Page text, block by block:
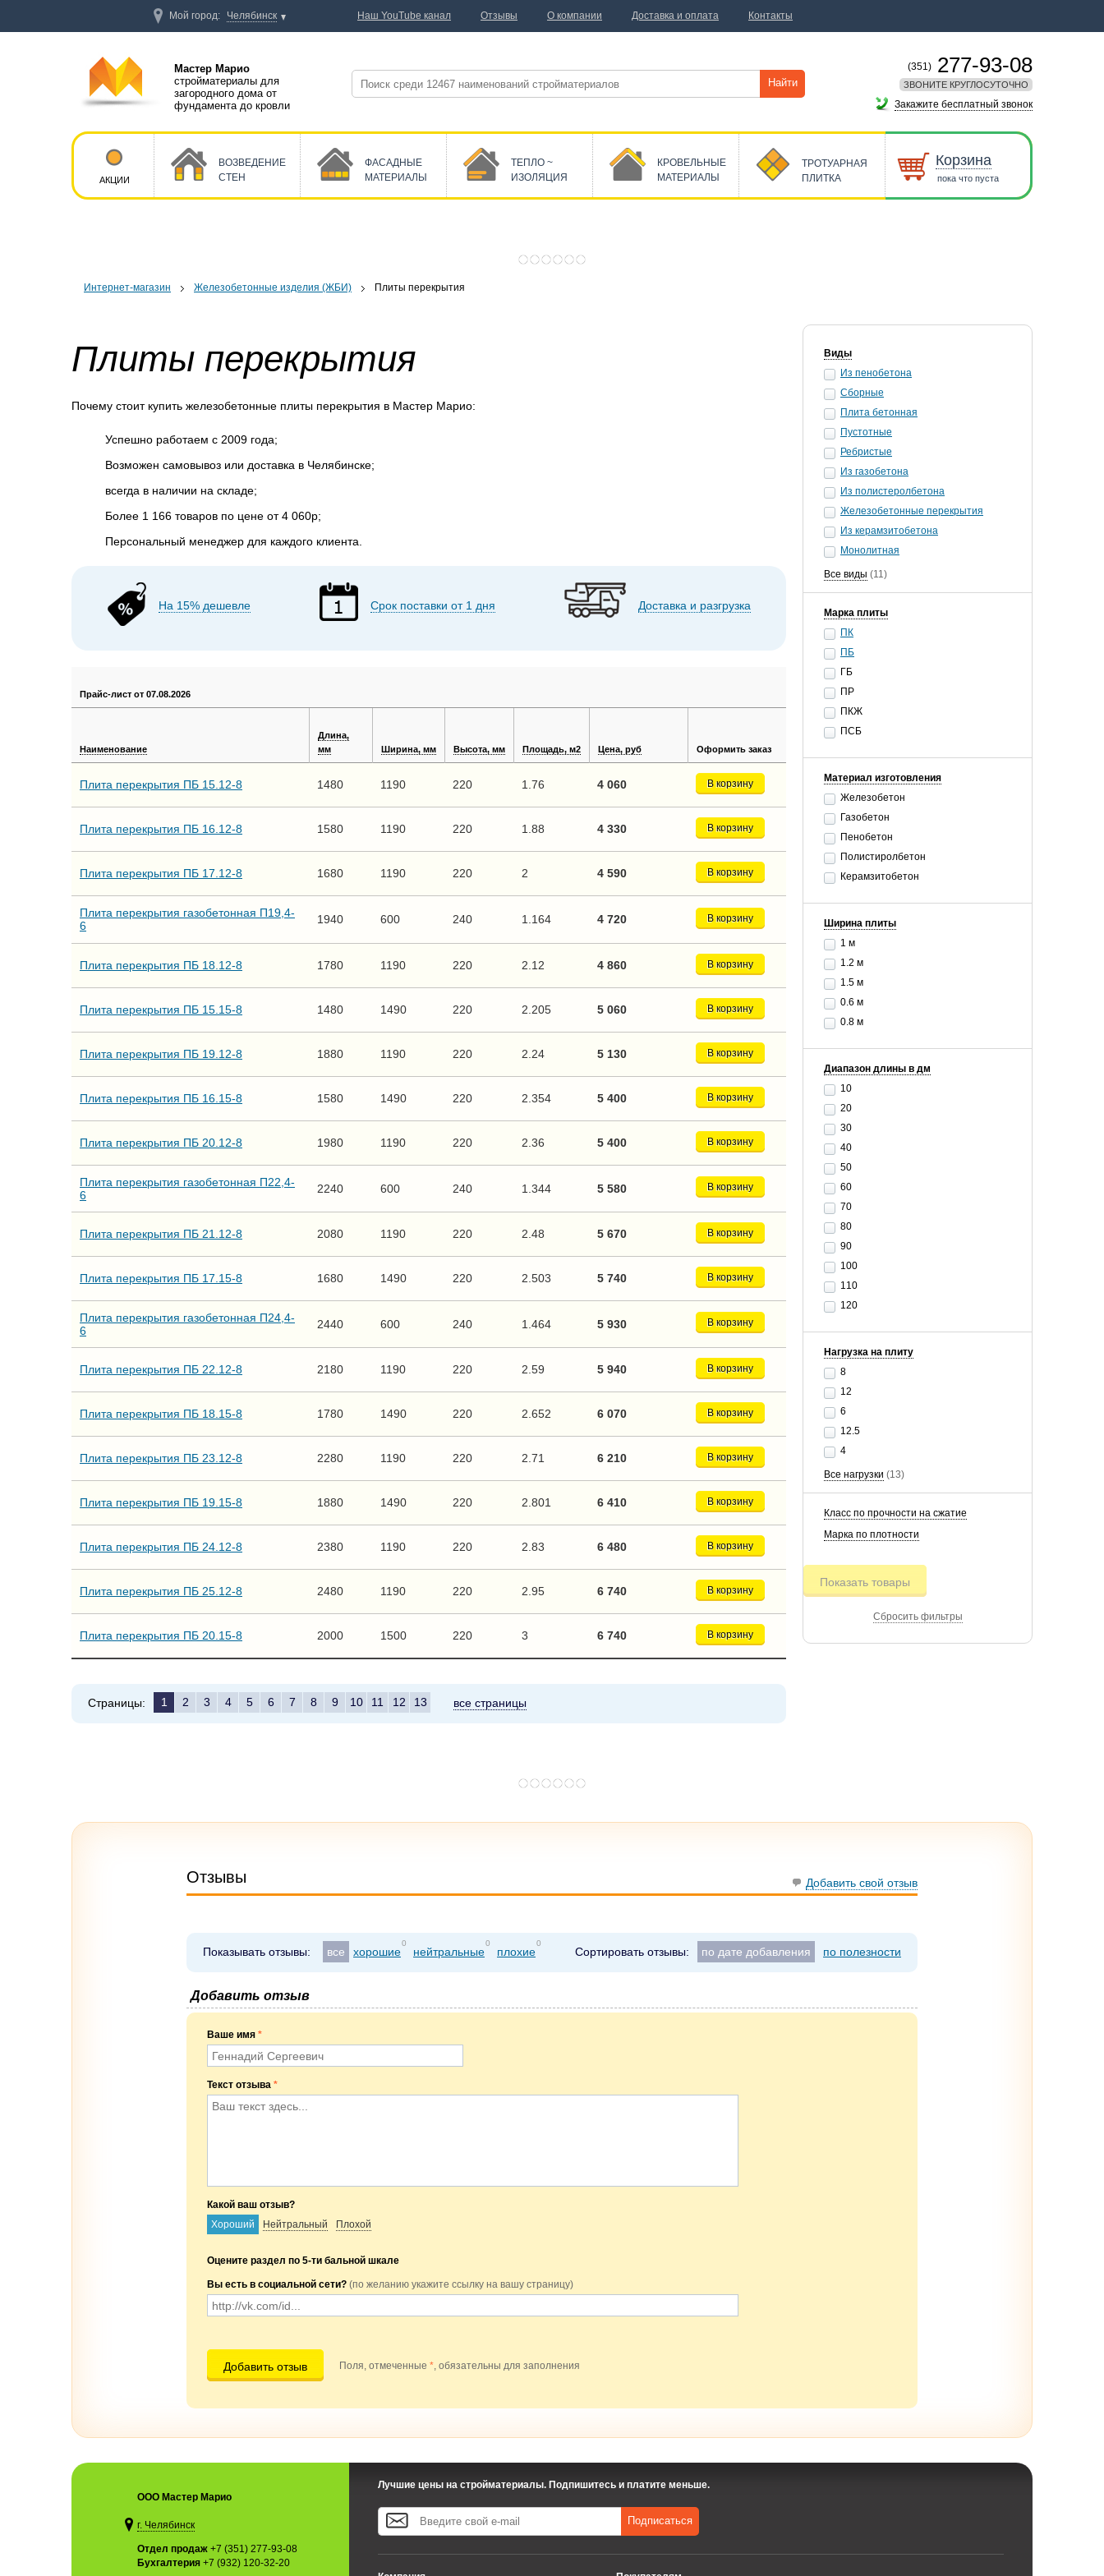
Интернет-магазин Железобетонные изделия (ЖБИ) Плиты перекрытия
Виды
Из пенобетона
Сборные
Плита бетонная
Пустотные
Ребристые
Из газобетона
Из полистеролбетона
Железобетонные перекрытия
Из керамзитобетона
Монолитная
Все виды (11)
Марка плиты
ПК
ПБ
ГБ
ПР
ПКЖ
ПСБ
Материал изготовления
Железобетон
Газобетон
Пенобетон
Полистиролбетон
Керамзитобетон
Ширина плиты
1 м
1.2 м
1.5 м
0.6 м
0.8 м
Диапазон длины в дм
10
20
30
40
50
60
70
80
90
100
110
120
Нагрузка на плиту
8
12
6
12.5
4
Все нагрузки (13)
Класс по прочности на сжатие
Марка по плотности
Показать товары
Сбросить фильтры
Плиты перекрытия
Почему стоит купить железобетонные плиты перекрытия в Мастер Марио:
Успешно работаем с 2009 года;
Возможен самовывоз или доставка в Челябинске;
всегда в наличии на складе;
Более 1 166 товаров по цене от 4 060р;
Персональный менеджер для каждого клиента.
На 15% дешевле Срок поставки от 1 дня Доставка и разгрузка
Прайс-лист от 07.08.2026
Наименование
Длина,
мм
Ширина, мм Высота, мм Площадь, м2 Цена, руб Оформить заказ
Плита перекрытия ПБ 15.12-8 1480 1190 220 1.76 4 060 В корзину
Плита перекрытия ПБ 16.12-8 1580 1190 220 1.88 4 330 В корзину
Плита перекрытия ПБ 17.12-8 1680 1190 220 2 4 590 В корзину
Плита перекрытия газобетонная П19,4-
6
1940 600 240 1.164 4 720 В корзину
Плита перекрытия ПБ 18.12-8 1780 1190 220 2.12 4 860 В корзину
Плита перекрытия ПБ 15.15-8 1480 1490 220 2.205 5 060 В корзину
Плита перекрытия ПБ 19.12-8 1880 1190 220 2.24 5 130 В корзину
Плита перекрытия ПБ 16.15-8 1580 1490 220 2.354 5 400 В корзину
Плита перекрытия ПБ 20.12-8 1980 1190 220 2.36 5 400 В корзину
Плита перекрытия газобетонная П22,4-
6
2240 600 240 1.344 5 580 В корзину
Плита перекрытия ПБ 21.12-8 2080 1190 220 2.48 5 670 В корзину
Плита перекрытия ПБ 17.15-8 1680 1490 220 2.503 5 740 В корзину
Плита перекрытия газобетонная П24,4-
6
2440 600 240 1.464 5 930 В корзину
Плита перекрытия ПБ 22.12-8 2180 1190 220 2.59 5 940 В корзину
Плита перекрытия ПБ 18.15-8 1780 1490 220 2.652 6 070 В корзину
Плита перекрытия ПБ 23.12-8 2280 1190 220 2.71 6 210 В корзину
Плита перекрытия ПБ 19.15-8 1880 1490 220 2.801 6 410 В корзину
Плита перекрытия ПБ 24.12-8 2380 1190 220 2.83 6 480 В корзину
Плита перекрытия ПБ 25.12-8 2480 1190 220 2.95 6 740 В корзину
Плита перекрытия ПБ 20.15-8 2000 1500 220 3 6 740 В корзину
Страницы: 1 2 3 4 5 6 7 8 9 10 11 12 13 все страницы
Отзывы Добавить свой отзыв
Показывать отзывы: все хорошие
0
нейтральные
0
плохие
0
Сортировать отзывы: по дате добавления по полезности
Добавить отзыв
Ваше имя *
Текст отзыва *
Какой ваш отзыв?
Хороший
Нейтральный Плохой
Оцените раздел по 5-ти бальной шкале
Вы есть в социальной сети? (по желанию укажите ссылку на вашу страницу)
Добавить отзыв Поля, отмеченные *, обязательны для заполнения
Мастер Марио
стройматериалы для
загородного дома от
фундамента до кровли
Найти
(351) 277-93-08
ЗВОНИТЕ КРУГЛОСУТОЧНО
Закажите бесплатный звонок
АКЦИИ
ВОЗВЕДЕНИЕ
СТЕН
ФАСАДНЫЕ
МАТЕРИАЛЫ
ТЕПЛО ~
ИЗОЛЯЦИЯ
КРОВЕЛЬНЫЕ
МАТЕРИАЛЫ
ТРОТУАРНАЯ
ПЛИТКА
Корзина
пока что пуста
ООО Мастер Марио
г. Челябинск
Отдел продаж +7 (351) 277-93-08
Бухгалтерия +7 (932) 120-32-20
Лучшие цены на стройматериалы. Подпишитесь и платите меньше.
Подписаться
Мой город: Челябинск Наш YouTube канал Отзывы О компании Доставка и оплата Контакты